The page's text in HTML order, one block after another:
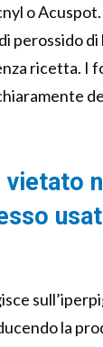
o
perossido di
ricetta. I
vietato
la